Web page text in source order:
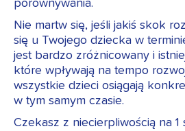
porównywania.
Nie martw się, jeśli jakiś skok
się u Twojego dziecka w
jest bardzo zróżnicowany i
które wpływają na tempo
wszystkie dzieci osiągają
w tym samym czasie.
Czekasz z niecierpliwością na 1